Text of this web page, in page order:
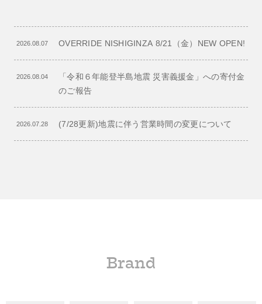
2026.08.07 OVERRIDE NISHIGINZA 8/21（金）NEW OPEN!
2026.08.04
「令和６年能登半島地震 災害義援金」への寄付金
のご報告
2026.07.28 (7/28更新)地震に伴う営業時間の変更について
Brand